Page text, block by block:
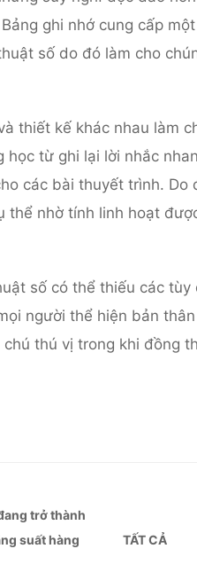
ghi nhớ cung cấp
số do đó làm cho
thiết kế khác nhau làm
từ ghi lại lời nhắc
các bài thuyết trình.
thể nhờ tính linh hoạt
số có thể thiếu các
người thể hiện bản
thú vị trong khi đồng
trở thành
suất hàng
TẤT CẢ